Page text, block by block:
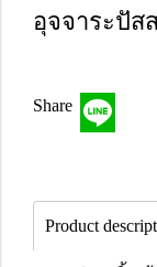
อุจจาระปัส
Share
Product